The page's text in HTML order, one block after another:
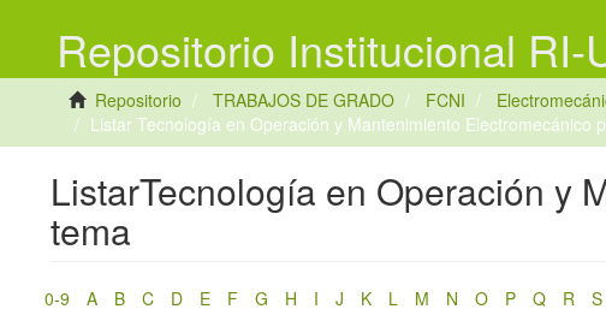
Repositorio Institucional RI-
Repositorio TRABAJOS DE GRADO FCNI
Listar Tecnología en Operación y Mantenimiento Electromecánico
ListarTecnología en Operación y
tema
0-9 A B C D E F G H I J K L M N O P Q R S